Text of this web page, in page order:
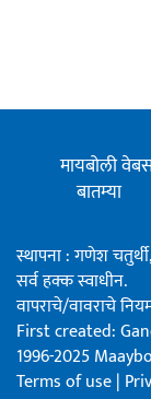
मायबोली
बातम्या
स्थापना : गणेश
सर्व हक्क स्वाधीन.
वापराचे/वावराचे
First created:
1996-2025
Terms of use|